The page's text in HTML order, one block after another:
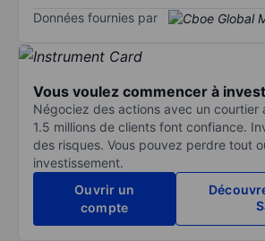
Données fournies par
Vous voulez commencer à
Négociez des actions avec un courtier
1.5 millions de clients font confiance.
des risques. Vous pouvez perdre tout
investissement.
Ouvrir un
compte